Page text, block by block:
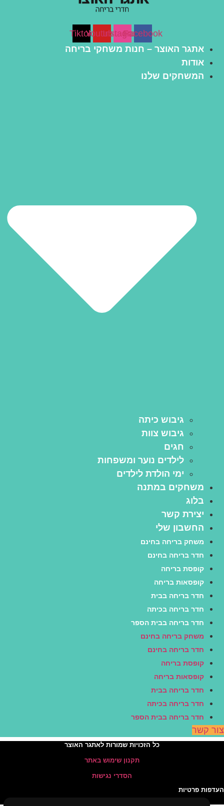
Facebook
Instagram
Youtube
Tiktok
אתגר האוצר – חנות משחקי בריחה
אודות
המשחקים שלנו
גיבוש כיתה
גיבוש צוות
חגים
לילדים נוער ומשפחות
ימי הולדת לילדים
משחקים במתנה
בלוג
יצירת קשר
החשבון שלי
משחק בריחה בחינם
חדר בריחה בחינם
קופסת בריחה
קופסאות בריחה
חדר בריחה בבית
חדר בריחה בכיתה
חדר בריחה בבית הספר
משחק בריחה בחינם
חדר בריחה בחינם
קופסת בריחה
קופסאות בריחה
חדר בריחה בבית
חדר בריחה בכיתה
חדר בריחה בבית הספר
קשר
כל הזכויות שמורות לאתגר האוצר
תקנון שימוש באתר
הסדרי נגישות
פרטיות